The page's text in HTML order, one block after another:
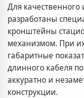
Для
разработаны
кронштейны
механизмом. При
габаритные
длинного кабеля
аккуратно и
конструкции.